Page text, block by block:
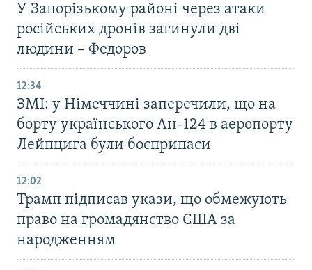
У Запорізькому районі через атаки
російських дронів загинули дві
людини – Федоров
12:34
ЗМІ: у Німеччині заперечили, що на
борту українського Ан-124 в аеропорту
Лейпцига були боєприпаси
12:02
Трамп підписав укази, що обмежують
право на громадянство США за
народженням